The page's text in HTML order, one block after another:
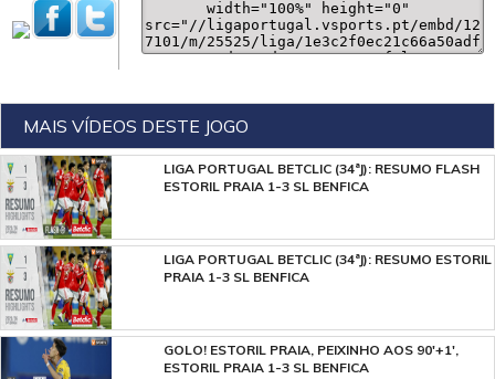
MAIS VÍDEOS DESTE JOGO
LIGA PORTUGAL BETCLIC (34ªJ): RESUMO FLASH
ESTORIL PRAIA 1-3 SL BENFICA
LIGA PORTUGAL BETCLIC (34ªJ): RESUMO ESTORIL
PRAIA 1-3 SL BENFICA
GOLO! ESTORIL PRAIA, PEIXINHO AOS 90'+1',
ESTORIL PRAIA 1-3 SL BENFICA